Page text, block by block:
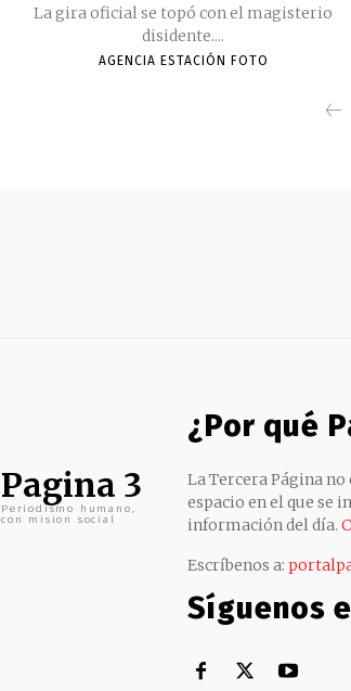
La gira oficial se topó con el magisterio
disidente....
AGENCIA ESTACIÓN FOTO
Pagina 3
Periodismo humano,
con mision social
¿Por qué
La Tercera Página
espacio en el que se
información del día.
Escríbenos a:
Síguenos